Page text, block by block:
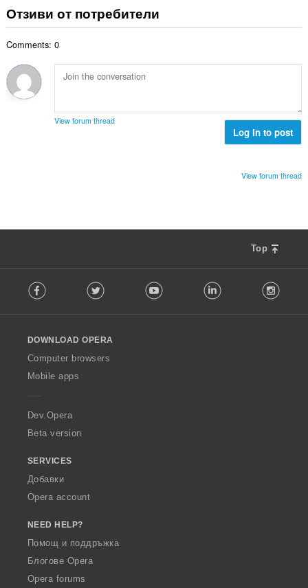
Отзиви от потребители
Comments: 0
View forum thread
Log in to post
View forum thread
Top
o
w
O
p
a
Facebook Twitter Youtube LinkedIn
DOWNLOAD OPERA
Computer browsers
Mobile apps
Dev.Opera
Beta version
SERVICES
Добавки
Opera account
NEED HELP?
Помощ и поддръжка
Блогове Opera
Opera forums